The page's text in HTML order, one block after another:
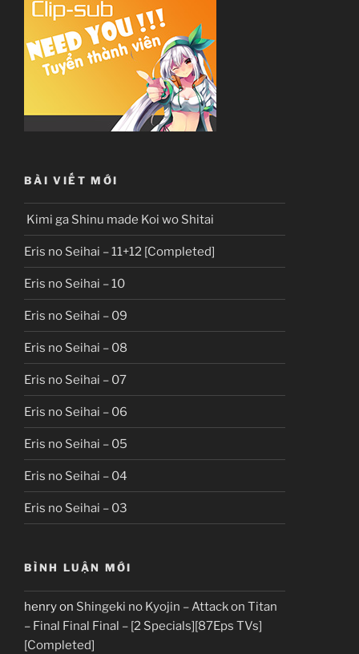
BÀI VIẾT MỚI
Kimi ga Shinu made Koi wo Shitai
Eris no Seihai – 11+12 [Completed]
Eris no Seihai – 10
Eris no Seihai – 09
Eris no Seihai – 08
Eris no Seihai – 07
Eris no Seihai – 06
Eris no Seihai – 05
Eris no Seihai – 04
Eris no Seihai – 03
BÌNH LUẬN MỚI
henryon Shingeki no Kyojin – Attack on Titan
– Final Final Final – [2 Specials][87Eps TVs]
[Completed]